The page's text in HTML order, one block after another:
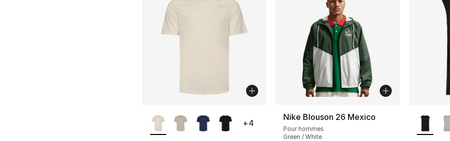
+4
Nike Blouson 26 Mexico
Pour hommes
Green / White